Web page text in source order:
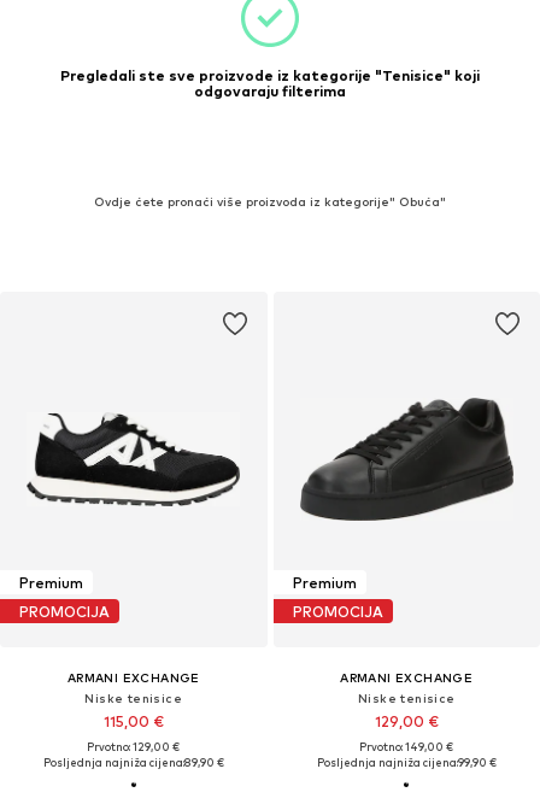
Pregledali ste sve proizvode iz kategorije "Tenisice" koji
odgovaraju filterima
Ovdje ćete pronaći više proizvoda iz kategorije" Obuća"
Premium
PROMOCIJA
ARMANI EXCHANGE
Niske tenisice
115,00 €
Prvotno: 129,00 €
Posljednja najniža cijena:89,90 €
Premium
PROMOCIJA
ARMANI EXCHANGE
Niske tenisice
129,00 €
Prvotno: 149,00 €
Posljednja najniža cijena:99,90 €